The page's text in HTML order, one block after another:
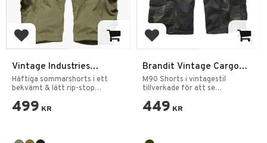
Lägg till i favoriter
Vintage Industries
Terrance Shorts
Häftiga sommarshorts i ett
bekvämt & lätt rip-stop
499 KR
Lägg till i favoriter
Brandit Vintage Cargo
Shorts - M90 Darkcamo
M90 Shorts i vintagestil
tillverkade för att se
449 KR